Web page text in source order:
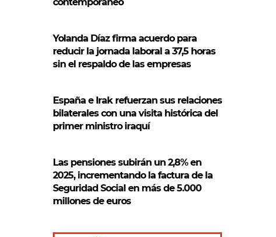
Yolanda Díaz firma acuerdo para
reducir la jornada laboral a 37,5 horas
sin el respaldo de las empresas
España e Irak refuerzan sus relaciones
bilaterales con una visita histórica del
primer ministro iraquí
Las pensiones subirán un 2,8% en
2025, incrementando la factura de la
Seguridad Social en más de 5.000
millones de euros